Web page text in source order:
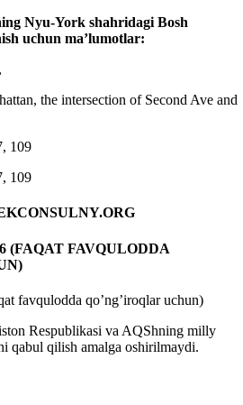
Nyu-York shahridagi Bosh
uchun ma’lumotlar:
the intersection of Second Ave and
109
109
(FAQAT FAVQULODDA
favqulodda qo’ng’iroqlar uchun)
Respublikasi va AQShning milly
qabul qilish amalga oshirilmaydi.